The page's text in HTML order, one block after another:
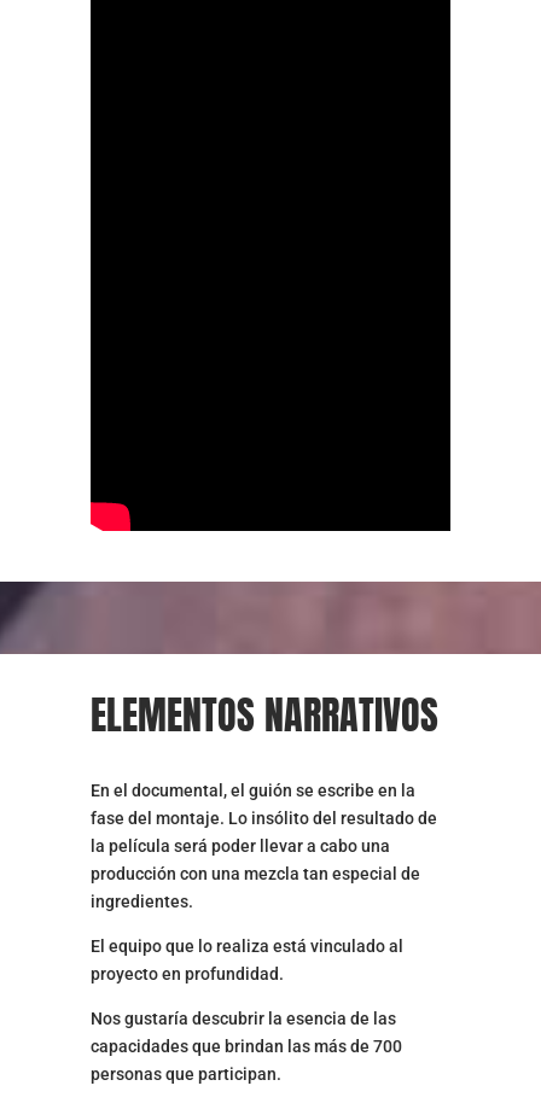
ELEMENTOS NARRATIVOS
En el documental, el guión se escribe en la
fase del montaje. Lo insólito del resultado de
la película será poder llevar a cabo una
producción con una mezcla tan especial de
ingredientes.
El equipo que lo realiza está vinculado al
proyecto en profundidad.
Nos gustaría descubrir la esencia de las
capacidades que brindan las más de 700
personas que participan.